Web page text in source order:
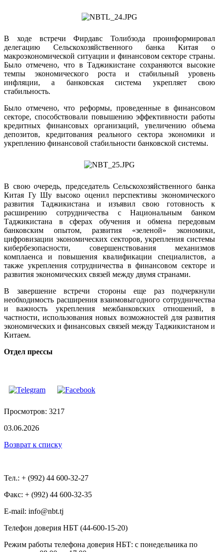
В ходе встречи Фирдавс Толибзода проинформировал
делегацию Сельскохозяйственного банка Китая о
макроэкономической ситуации и финансовом секторе страны.
Было отмечено, что в Таджикистане сохраняются высокие
темпы экономического роста и стабильный уровень
инфляции, а банковская система укрепляет свою
стабильность.
Было отмечено, что реформы, проведенные в финансовом
секторе, способствовали повышению эффективности работы
кредитных финансовых организаций, увеличению объема
депозитов, кредитования реального сектора экономики и
укреплению финансовой стабильности банковской системы.
В свою очередь, председатель Сельскохозяйственного банка
Китая Гу Шу высоко оценил перспективы экономического
развития Таджикистана и изъявил свою готовность к
расширению сотрудничества с Национальным банком
Таджикистана в сферах обучения и обмена передовым
банковским опытом, развития «зеленой» экономики,
цифровизации экономических секторов, укрепления системы
кибербезопасности, совершенствования механизмов
комплаенса и повышения квалификации специалистов, а
также укрепления сотрудничества в финансовом секторе и
развития экономических связей между двумя странами.
В завершение встречи стороны еще раз подчеркнули
необходимость расширения взаимовыгодного сотрудничества
и важность укрепления межбанковских отношений, в
частности, использования новых возможностей для развития
экономических и финансовых связей между Таджикистаном и
Китаем.
Отдел прессы
Просмотров: 3217
03.06.2026
Возврат к списку
Тел.: + (992) 44 600-32-27
Факс: + (992) 44 600-32-35
Е-mail: info@nbt.tj
Телефон доверия НБТ (44-600-15-20)
Режим работы телефона доверия НБТ: с понедельника по